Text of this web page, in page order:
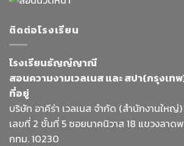
ติดต่อโรงเรียน
โรงเรียนธัญญ์ญาณี
สอนความงามเวลเนส และ สปา(กรุงเท
ที่อยู่
บริษัท อาคีร่า เวลเนส จำกัด (สำนักงานใหญ่)
เลขที่ 2 ชั้นที่ 5 ซอยนาคนิวาส 18 แขวงลาด
กทม. 10230